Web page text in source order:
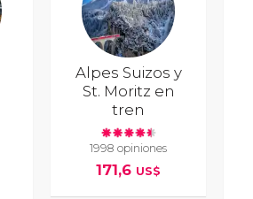
Alpes Suizos y
St. Moritz en
tren
1998 opiniones
171,6 US$